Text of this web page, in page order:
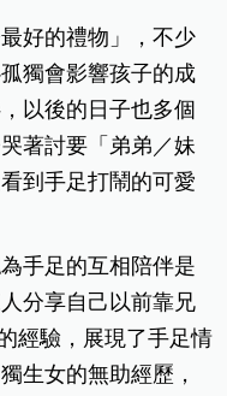
好的禮物」，不少
獨會影響孩子的成
以後的日子也多個
著討要「弟弟／妹
到手足打鬧的可愛
手足的互相陪伴是
分享自己以前靠兄
經驗，展現了手足情
生女的無助經歷，